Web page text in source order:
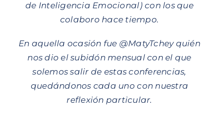
de Inteligencia Emocional) con los que
colaboro hace tiempo.
En aquella ocasión fue @MatyTchey quién
nos dio el subidón mensual con el que
solemos salir de estas conferencias,
quedándonos cada uno con nuestra
reflexión particular.